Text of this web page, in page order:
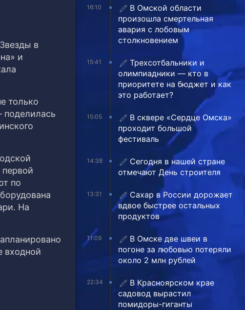
в
и
только
поделилась
по
На
входной
16:10
В Омской области
произошла смертельная
авария с лобовым
столкновением
15:41
Трехсотбальники и
олимпиадники — кто в
приоритете на бюджет и как
это работает?
15:05
В сквере «Сердце Омска»
проходит большой
фестиваль
14:38
Сегодня в нашей стране
отмечают День строителя
13:31
Сахар в России дорожает
вдвое быстрее остальных
продуктов
11:09
В Омске две швеи в
погоне за любовью потеряли
около 2 млн рублей
22:34
В Красноярском крае
садовод вырастил
помидоры-гиганты